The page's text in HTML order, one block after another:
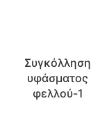
Συγκόλληση
υφάσματος
φελλού-1